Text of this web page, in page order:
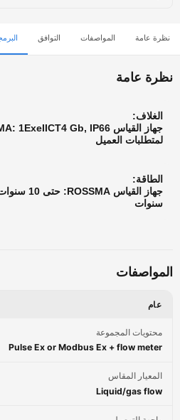
عامة المواصفات التوافق البرمجيات
عامة
الغلاف:
لمتطلبات العميل
الطاقة:
سنوات
محتويات المجموعة
Pulse Ex or Modbus Ex + flow meter
المعيار المقاس
Liquid/gas flow